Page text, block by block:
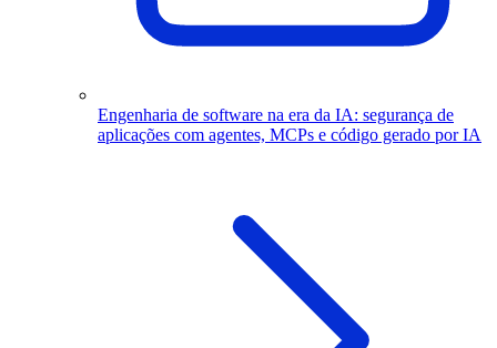
Engenharia de software na era da IA: segurança de
aplicações com agentes, MCPs e código gerado por IA